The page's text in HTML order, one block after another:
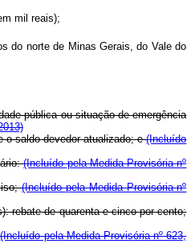
mil reais);
do norte de Minas Gerais, do Vale do
pública ou situação de emergência
o saldo devedor atualizado; e(Incluído
(Incluído pela Medida Provisória nº
(Incluído pela Medida Provisória nº
rebate de quarenta e cinco por cento;
(Incluído pela Medida Provisória nº 623,